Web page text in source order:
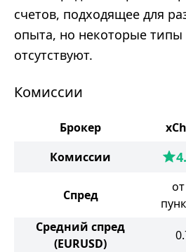
счетов, подходящее для
опыта, но некоторые типы
отсутствуют.
Комиссии
Брокер
Комиссии
Спред
Средний спред
(EURUSD)